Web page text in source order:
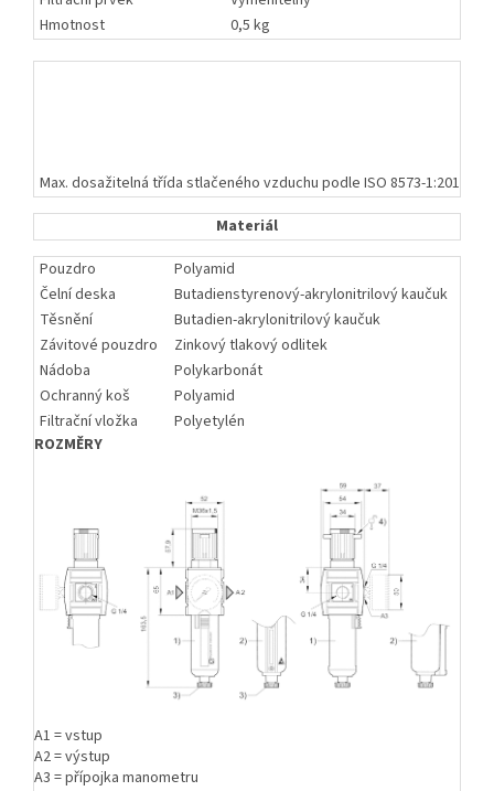
Hmotnost
0,5 kg
Max. dosažitelná třída stlačeného vzduchu podle ISO 8573-1:2010
Materiál
Pouzdro
Polyamid
Čelní deska
Butadienstyrenový-akrylonitrilový kaučuk
Těsnění
Butadien-akrylonitrilový kaučuk
Závitové pouzdro
Zinkový tlakový odlitek
Nádoba
Polykarbonát
Ochranný koš
Polyamid
Filtrační vložka
Polyetylén
ROZMĚRY
A1 = vstup
A2 = výstup
A3 = přípojka manometru